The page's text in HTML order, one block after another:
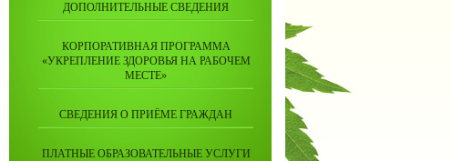
ДОПОЛНИТЕЛЬНЫЕ СВЕДЕНИЯ
КОРПОРАТИВНАЯ ПРОГРАММА
«УКРЕПЛЕНИЕ ЗДОРОВЬЯ НА РАБОЧЕМ
МЕСТЕ»
СВЕДЕНИЯ О ПРИЁМЕ ГРАЖДАН
ПЛАТНЫЕ ОБРАЗОВАТЕЛЬНЫЕ УСЛУГИ